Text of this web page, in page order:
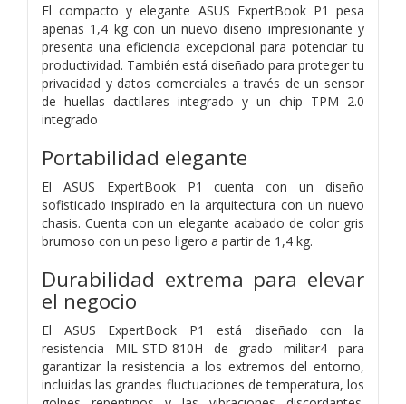
El compacto y elegante ASUS ExpertBook P1 pesa
apenas 1,4 kg con un nuevo diseño impresionante y
presenta una eficiencia excepcional para potenciar tu
productividad. También está diseñado para proteger tu
privacidad y datos comerciales a través de un sensor
de huellas dactilares integrado y un chip TPM 2.0
integrado
Portabilidad elegante
El ASUS ExpertBook P1 cuenta con un diseño
sofisticado inspirado en la arquitectura con un nuevo
chasis. Cuenta con un elegante acabado de color gris
brumoso con un peso ligero a partir de 1,4 kg.
Durabilidad extrema para elevar
el negocio
El ASUS ExpertBook P1 está diseñado con la
resistencia MIL-STD-810H de grado militar4 para
garantizar la resistencia a los extremos del entorno,
incluidas las grandes fluctuaciones de temperatura, los